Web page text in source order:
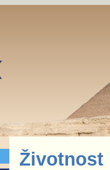
Životnost